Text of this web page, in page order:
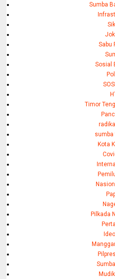
Sumba
Sabu
Sosial
Timor
sumba
Kota
Pilkada